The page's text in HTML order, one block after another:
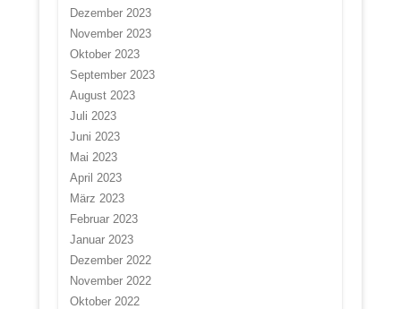
Dezember 2023
November 2023
Oktober 2023
September 2023
August 2023
Juli 2023
Juni 2023
Mai 2023
April 2023
März 2023
Februar 2023
Januar 2023
Dezember 2022
November 2022
Oktober 2022